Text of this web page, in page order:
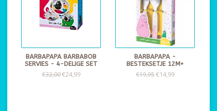
BARBAPAPA BARBABOB
SERVIES - 4-DELIGE SET
€32,00€24,99
BARBAPAPA -
BESTEKSETJE 12M+
€19,95€14,99